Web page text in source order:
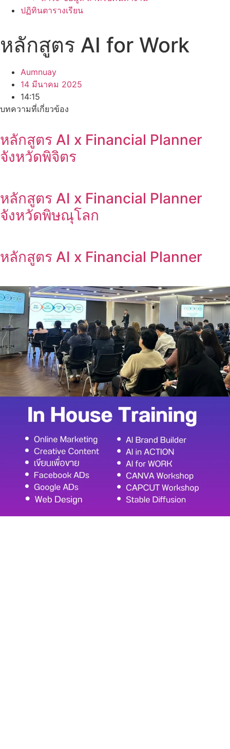
ปฏิทินตารางเรียน
หลักสูตร AI for Work
Aumnuay
14 มีนาคม 2025
14:15
บทความที่เกี่ยวข้อง
หลักสูตร AI x Financial Planner
จังหวัดพิจิตร
หลักสูตร AI x Financial Planner
จังหวัดพิษณุโลก
หลักสูตร AI x Financial Planner